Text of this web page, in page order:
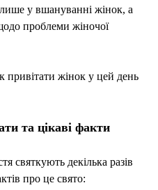
у вшануванні жінок, а
проблеми жіночої
привітати жінок у цей день
та цікаві факти
святкують декілька разів
про це свято: